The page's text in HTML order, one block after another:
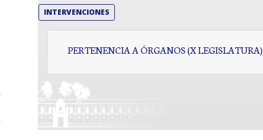
INTERVENCIONES
PERTENENCIA A ÓRGANOS (X LEGISLATURA)